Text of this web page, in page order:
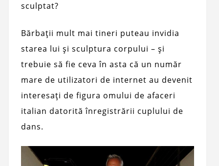
sculptat?
Bărbații mult mai tineri puteau invidia
starea lui și sculptura corpului – și
trebuie să fie ceva în asta că un număr
mare de utilizatori de internet au devenit
interesați de figura omului de afaceri
italian datorită înregistrării cuplului de
dans.